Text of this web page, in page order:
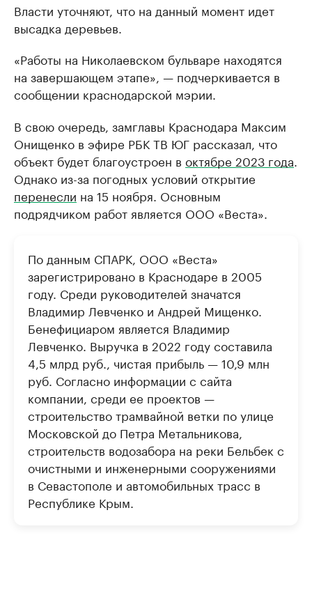
Власти уточняют, что на данный момент идет
высадка деревьев.
«Работы на Николаевском бульваре находятся
на завершающем этапе», — подчеркивается в
сообщении краснодарской мэрии.
В свою очередь, замглавы Краснодара Максим
Онищенко в эфире РБК ТВ ЮГ рассказал, что
объект будет благоустроен в октябре 2023 года
Однако из-за погодных условий открытие
перенесли на 15 ноября. Основным
подрядчиком работ является ООО «Веста».
По данным СПАРК, ООО «Веста»
зарегистрировано в Краснодаре в 2005
году. Среди руководителей значатся
Владимир Левченко и Андрей Мищенко.
Бенефициаром является Владимир
Левченко. Выручка в 2022 году составила
4,5 млрд руб., чистая прибыль — 10,9 млн
руб. Согласно информации с сайта
компании, среди ее проектов —
строительство трамвайной ветки по улице
Московской до Петра Метальникова,
строительств водозабора на реки Бельбек с
очистными и инженерными сооружениями
в Севастополе и автомобильных трасс в
Республике Крым.